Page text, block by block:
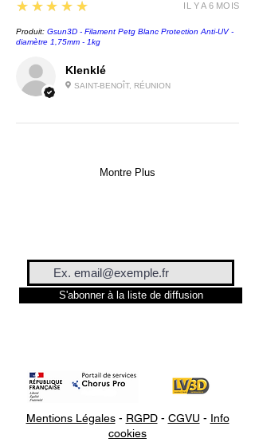
Klenklé
SAINT-BENOÎT, RÉUNION
5
★★★★★
Produit: Gsun3D - Filament Petg Blanc Protection Anti-UV -
diamètre 1,75mm - 1kg
IL Y A 6 MOIS
Montre Plus
S'abonner à la liste de diffusion
Mentions Légales- RGPD- CGVU - Info
cookies